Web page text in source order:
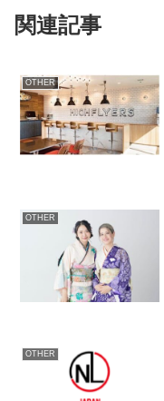
関連記事
OTHER
OTHER
OTHER